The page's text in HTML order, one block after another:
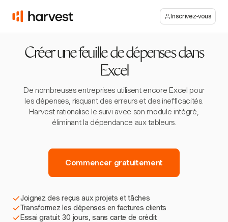
Inscrivez-vous
Créer une feuille de dépenses dans
Excel
De nombreuses entreprises utilisent encore Excel pour
les dépenses, risquant des erreurs et des inefficacités.
Harvest rationalise le suivi avec son module intégré,
éliminant la dépendance aux tableurs.
Commencer gratuitement
Joignez des reçus aux projets et tâches
Transformez les dépenses en factures clients
Essai gratuit 30 jours, sans carte de crédit